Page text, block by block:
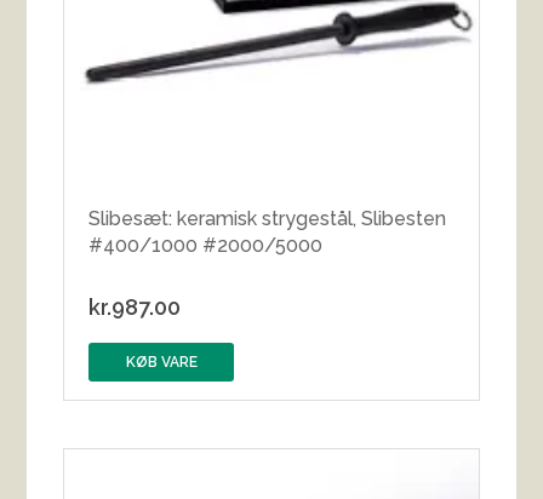
Slibesæt: keramisk strygestål, Slibesten
#400/1000 #2000/5000
kr.987.00
KØB VARE